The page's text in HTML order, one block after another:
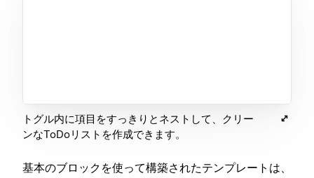
トグル内に項目をすっきりとネストして、クリー
ンなToDoリストを作成できます。
基本のブロックを使って構築されたテンプレートは、